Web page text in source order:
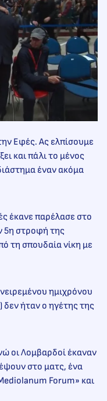
Εφές. Ας ελπίσουμε
και πάλι το μένος
έναν ακόμα
έκανε παρέλασε στο
5η στροφή της
τη σπουδαία νίκη με
ημιχρόνου
ήταν ο ηγέτης της
οι Λομβαρδοί έκαναν
στο ματς, ένα
Forum» και